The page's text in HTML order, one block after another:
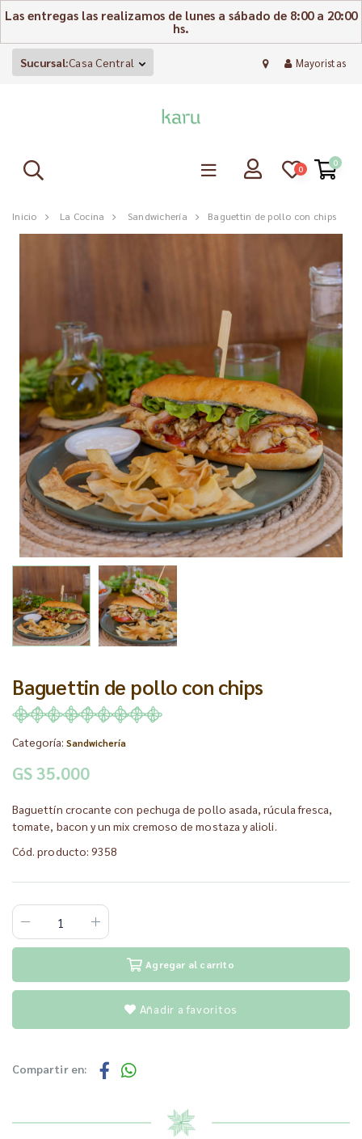
Las entregas las realizamos de lunes a sábado de 8:00 a 20:00
hs.
Sucursal:Casa Central Mayoristas
0
0
Inicio La Cocina Sandwichería Baguettin de pollo con chips
Baguettin de pollo con chips
Categoría: Sandwichería
GS 35.000
Baguettín crocante con pechuga de pollo asada, rúcula fresca,
tomate, bacon y un mix cremoso de mostaza y alioli.
Cód. producto: 9358
Agregar al carrito
Añadir a favoritos
Compartir en: